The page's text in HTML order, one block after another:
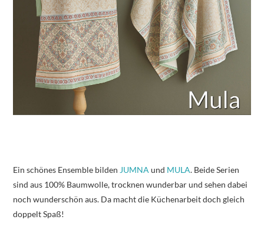
Ein schönes Ensemble bilden JUMNA und MULA. Beide Serien
sind aus 100% Baumwolle, trocknen wunderbar und sehen dabei
noch wunderschön aus. Da macht die Küchenarbeit doch gleich
doppelt Spaß!